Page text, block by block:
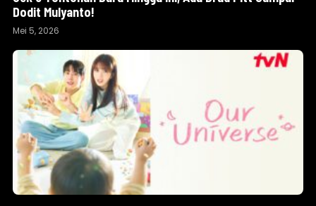
Dodit Mulyanto!
Mei 5, 2026